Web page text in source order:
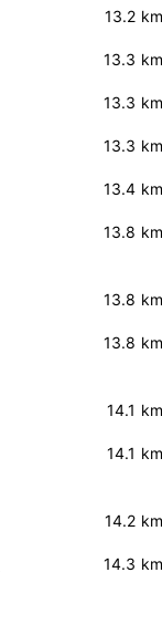
13.2 km
13.3 km
13.3 km
13.3 km
13.4 km
13.8 km
13.8 km
13.8 km
14.1 km
14.1 km
14.2 km
14.3 km